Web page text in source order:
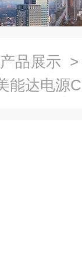
产品展示
能达电源